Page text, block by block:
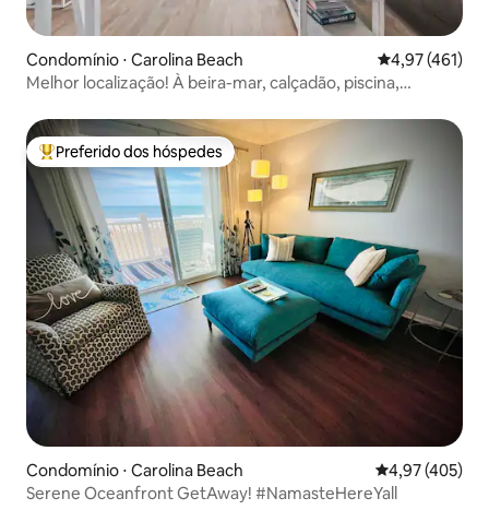
Condomínio ⋅ Carolina Beach 4,97 de uma
4,97 (461)
Melhor localização! À beira-mar, calçadão, piscina,
Entre os melhores preferidos dos hóspedes
Preferido dos hóspedes
Condomínio ⋅ Carolina Beach 4,97 de uma
4,97 (405)
Serene Oceanfront GetAway! #NamasteHereYall